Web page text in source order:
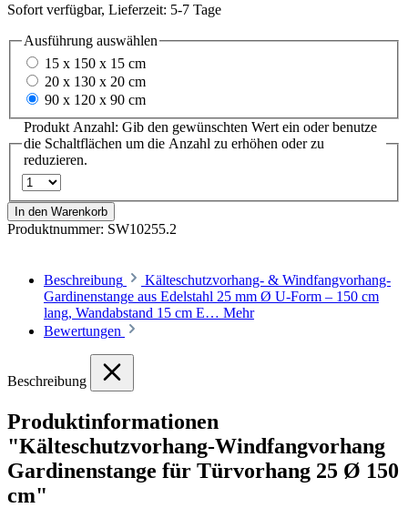
Sofort verfügbar, Lieferzeit: 5-7 Tage
Ausführung auswählen
15 x 150 x 15 cm
20 x 130 x 20 cm
90 x 120 x 90 cm
Produkt Anzahl: Gib den gewünschten Wert ein oder benutze
die Schaltflächen um die Anzahl zu erhöhen oder zu
reduzieren.
In den Warenkorb
Produktnummer: SW10255.2
Beschreibung
Kälteschutzvorhang- & Windfangvorhang-
Gardinenstange aus Edelstahl 25 mm Ø U-Form – 150 cm
lang, Wandabstand 15 cm E… Mehr
Bewertungen
Beschreibung
Produktinformationen
"Kälteschutzvorhang-Windfangvorhang
Gardinenstange für Türvorhang 25 Ø 150
cm"